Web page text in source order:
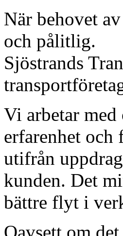
När behovet
och pålitlig.
Sjöstrands
Vi arbetar med
erfarenhet och
utifrån
kunden. Det
bättre flyt i
Oavsett om